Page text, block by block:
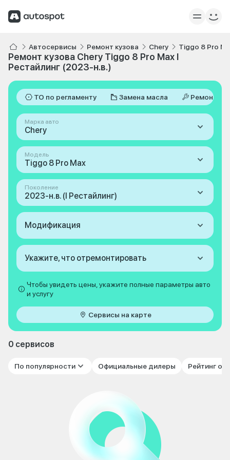
Автосервисы Ремонт кузова Chery Tiggo 8 Pro
Ремонт кузова Chery Tiggo 8 Pro Max I
Рестайлинг (2023-н.в.)
ТО по регламенту Замена масла Ремонт
Марка авто
Chery
Модель
Tiggo 8 Pro Max
Поколение
2023-н.в. (I Рестайлинг)
Модификация
Укажите, что отремонтировать
Чтобы увидеть цены, укажите полные параметры авто
и услугу
Сервисы на карте
0 сервисов
По популярности Официальные дилеры Рейтинг